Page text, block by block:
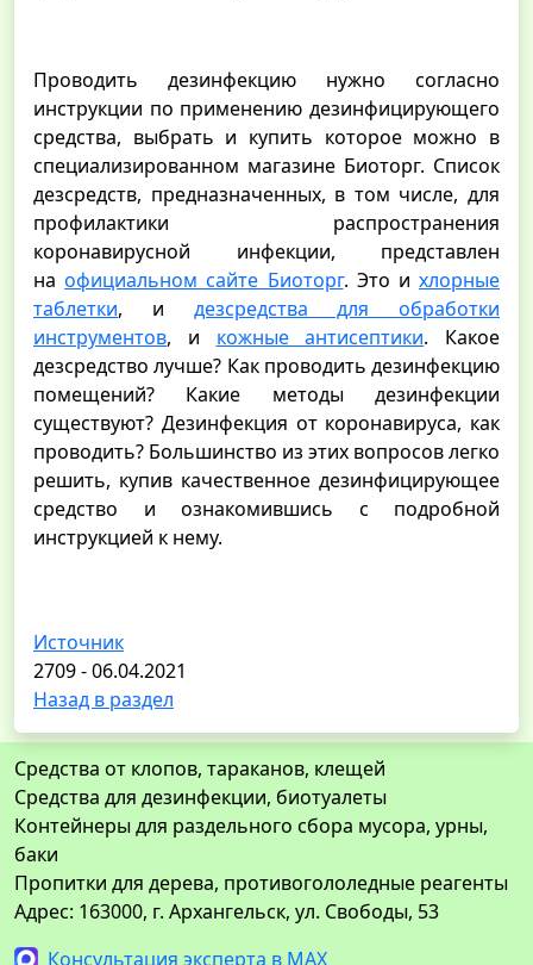
Проводить дезинфекцию нужно согласно
инструкции по применению дезинфицирующего
средства, выбрать и купить которое можно в
специализированном магазине Биоторг. Список
дезсредств, предназначенных, в том числе, для
профилактики распространения
коронавирусной инфекции, представлен
наофициальном сайте Биоторг. Это ихлорные
таблетки, и дезсредства для обработки
инструментов, и кожные антисептики. Какое
дезсредство лучше? Как проводить дезинфекцию
помещений? Какие методы дезинфекции
существуют? Дезинфекция от коронавируса, как
проводить? Большинство из этих вопросов легко
решить, купив качественное дезинфицирующее
средство и ознакомившись с подробной
инструкцией к нему.
Источник
2709 - 06.04.2021
Назад в раздел
Средства от клопов, тараканов, клещей
Средства для дезинфекции, биотуалеты
Контейнеры для раздельного сбора мусора, урны,
баки
Пропитки для дерева, противогололедные реагенты
Адрес: 163000, г. Архангельск, ул. Свободы, 53
Консультация эксперта в MAX